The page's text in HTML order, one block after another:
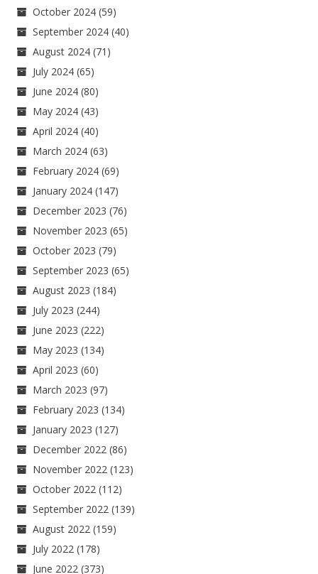
October 2024 (59)
September 2024 (40)
August 2024 (71)
July 2024 (65)
June 2024 (80)
May 2024 (43)
April 2024 (40)
March 2024 (63)
February 2024 (69)
January 2024 (147)
December 2023 (76)
November 2023 (65)
October 2023 (79)
September 2023 (65)
August 2023 (184)
July 2023 (244)
June 2023 (222)
May 2023 (134)
April 2023 (60)
March 2023 (97)
February 2023 (134)
January 2023 (127)
December 2022 (86)
November 2022 (123)
October 2022 (112)
September 2022 (139)
August 2022 (159)
July 2022 (178)
June 2022 (373)